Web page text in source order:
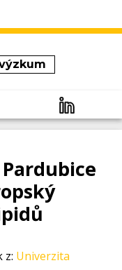
z: Univerzita